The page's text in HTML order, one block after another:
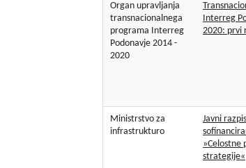
Organ upravljanja
transnacionalnega
programa Interreg
Podonavje 2014 -
2020
Interreg
2020: prvi
Ministrstvo za
infrastrukturo
Javni
»Celostne
strategije«